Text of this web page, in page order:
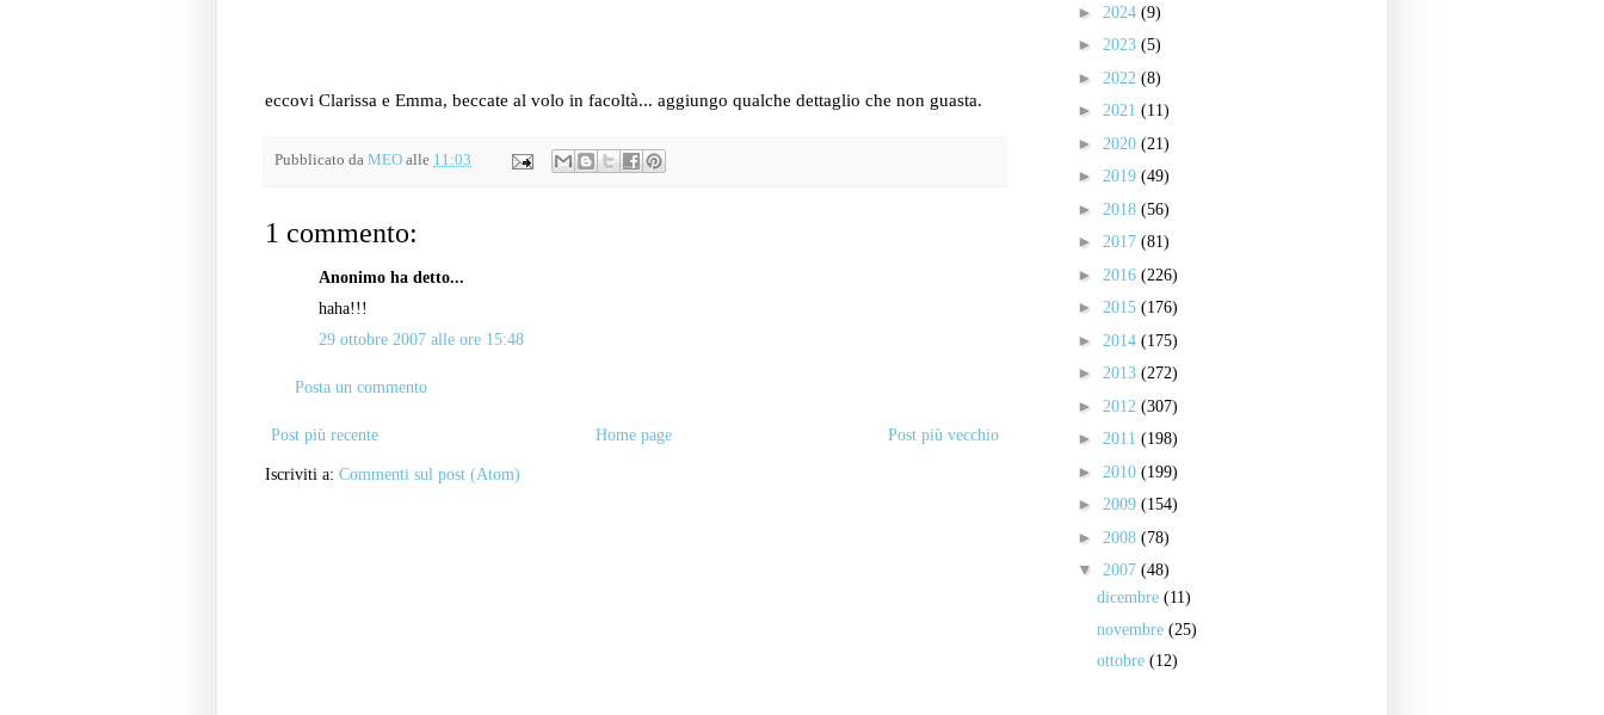
eccovi Clarissa e Emma, beccate al volo in facoltà... aggiungo qualche dettaglio che non guasta.
Pubblicato da MEO alle 11:03
1 commento:
Anonimo ha detto...
haha!!!
29 ottobre 2007 alle ore 15:48
Posta un commento
Post più recente Post più vecchio
Home page
Iscriviti a: Commenti sul post (Atom)
► 2024 (9)
► 2023 (5)
► 2022 (8)
► 2021 (11)
► 2020 (21)
► 2019 (49)
► 2018 (56)
► 2017 (81)
► 2016 (226)
► 2015 (176)
► 2014 (175)
► 2013 (272)
► 2012 (307)
► 2011 (198)
► 2010 (199)
► 2009 (154)
► 2008 (78)
▼ 2007 (48)
dicembre (11)
novembre (25)
ottobre (12)